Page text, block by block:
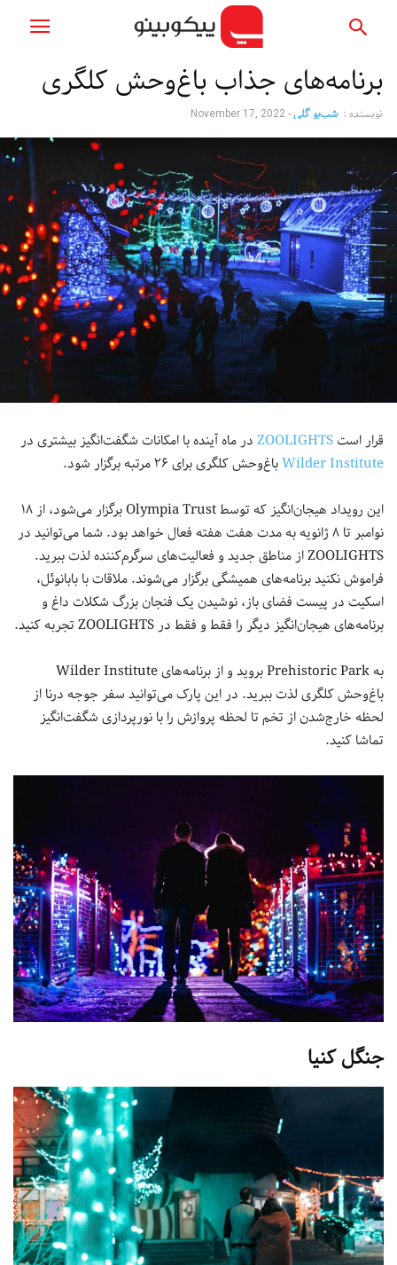
برنامه‌های جذاب باغ‌وحش کلگری
نویسنده : شب‌بو گلی-
November 17, 2022
قرار استZOOLIGHTS‌در ماه آینده با امکانات شگفت‌انگیز بیشتری در
Wilder Instituteباغ‌وحش کلگری برای ۲۶ مرتبه برگزار شود.
این رویداد هیجان‌انگیز که توسط Olympia Trust برگزار می‌شود، از ۱۸
نوامبر تا ۸ ژانویه به مدت هفت هفته فعال خواهد بود. شما می‌توانید در
ZOOLIGHTS از مناطق جدید و فعالیت‌های سرگرم‌کننده لذت ببرید.
فراموش نکنید برنامه‌های همیشگی برگزار می‌شوند. ملاقات با بابانوئل،
اسکیت در پیست فضای باز، نوشیدن یک فنجان بزرگ شکلات داغ و
برنامه‌های هیجان‌انگیز دیگر را فقط و فقط در ZOOLIGHTS تجربه کنید.
به Prehistoric Park بروید و از برنامه‌های Wilder Institute
باغ‌وحش کلگری لذت ببرید. در این پارک می‌توانید سفر جوجه درنا از
لحظه خارج‌شدن از تخم تا لحظه پروازش را با نورپردازی شگفت‌انگیز
تماشا کنید.
جنگل کنیا